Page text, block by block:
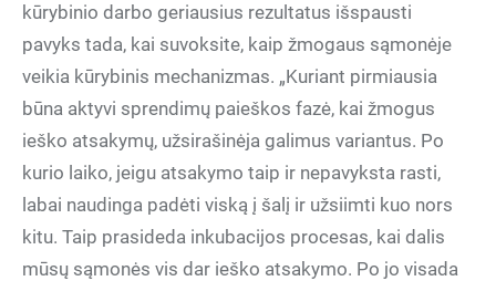
kūrybinio darbo geriausius rezultatus išspausti
pavyks tada, kai suvoksite, kaip žmogaus sąmonėje
veikia kūrybinis mechanizmas. „Kuriant pirmiausia
būna aktyvi sprendimų paieškos fazė, kai žmogus
ieško atsakymų, užsirašinėja galimus variantus. Po
kurio laiko, jeigu atsakymo taip ir nepavyksta rasti,
labai naudinga padėti viską į šalį ir užsiimti kuo nors
kitu. Taip prasideda inkubacijos procesas, kai dalis
mūsų sąmonės vis dar ieško atsakymo. Po jo visada